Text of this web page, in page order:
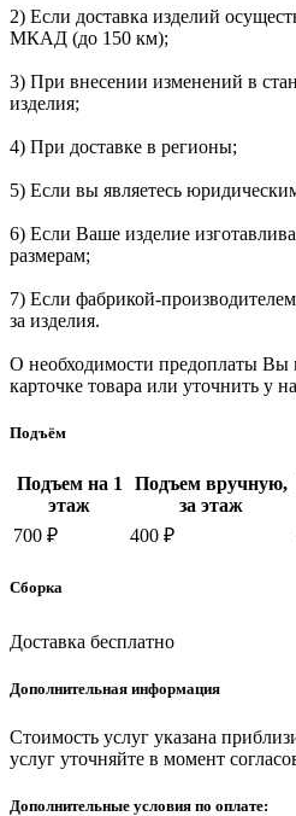
2) Если доставка изделий
МКАД (до 150 км);
3) При внесении изменений в
изделия;
4) При доставке в регионы;
5) Если вы являетесь
6) Если Ваше изделие
размерам;
7) Если фабрикой-
за изделия.
О необходимости предоплаты Вы
карточке товара или уточнить у
Подъём
Подъем на 1
этаж
Подъем вручную,
за этаж
700 ₽
400 ₽
Сборка
Доставка бесплатно
Дополнительная информация
Стоимость услуг указана
услуг уточняйте в момент
Дополнительные условия по оплате: